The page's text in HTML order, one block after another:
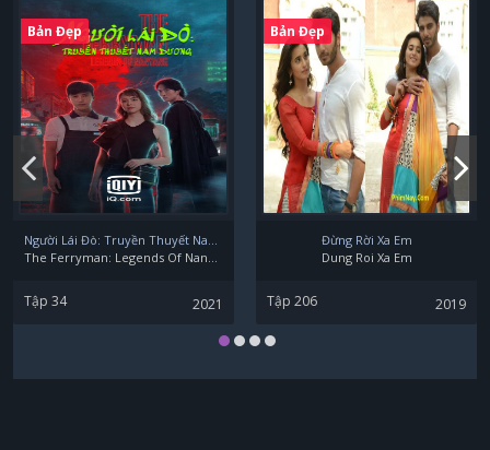
Bản Đẹp
Tập 34 2021
Bản Đẹp
Đừng Rời Xa Em
Dung Roi Xa Em
Tập 206 2019